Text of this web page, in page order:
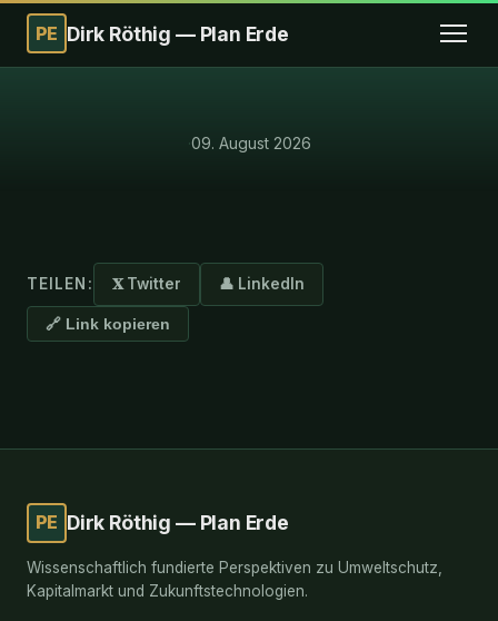
PE Dirk Röthig — Plan Erde
·09. August 2026
TEILEN: 𝐗 Twitter 👤 LinkedIn
🔗 Link kopieren
PE Dirk Röthig — Plan Erde
Wissenschaftlich fundierte Perspektiven zu Umweltschutz,
Kapitalmarkt und Zukunftstechnologien.